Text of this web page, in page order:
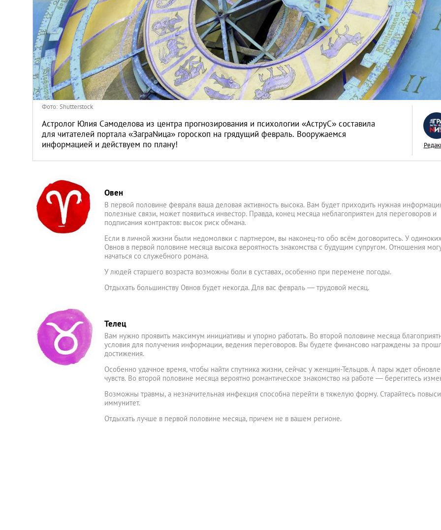
Париж
Паттайя
Пхукет
Санкт-Петербург
Фото: Shutterstock
Астролог Юлия Самоделова из центра прогнозирования и психологии «АструС» составила
для читателей портала «ЗаграNица» гороскоп на грядущий февраль. Вооружаемся
информацией и действуем по плану!
Овен
В первой половине февраля ваша деловая активность высока. Вам будет приходить нужная
полезные связи, может появиться инвестор. Правда, конец месяца неблагоприятен для переговоров и
подписания контрактов: высок риск обмана.
Если в личной жизни были недомолвки с партнером, вы наконец-то обо всём договоритесь. У
Овнов в первой половине месяца высока вероятность знакомства с будущим супругом. Отношения
начаться со служебного романа.
У людей старшего возраста возможны боли в суставах, особенно при перемене погоды.
Отдыхать большинству Овнов будет некогда. Для вас февраль — трудовой месяц.
Телец
Вам нужно проявить максимум инициативы и упорно работать. Во второй половине месяца
условия для получения информации, ведения переговоров. Вы будете финансово награждены за
достижения.
Особенно удачное время, чтобы найти спутника жизни, сейчас у женщин-Тельцов. А пары ждет
чувств. Во второй половине месяца вероятно романтическое знакомство на работе ― берегитесь
Возможны травмы, а незначительная инфекция способна перейти в тяжелую форму. Старайтесь
иммунитет.
Отдыхать лучше в первой половине месяца, причем не в вашем регионе.
Межкультурные
тайскими женами